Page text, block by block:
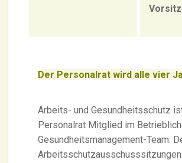
Vorsitz
Der Personalrat wird alle vier
Arbeits- und Gesundheitsschutz
Personalrat Mitglied im
Gesundheitsmanagement-Team.